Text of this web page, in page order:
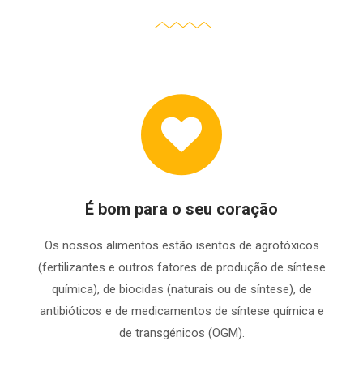
É bom para o seu coração
Os nossos alimentos estão isentos de agrotóxicos
(fertilizantes e outros fatores de produção de síntese
química), de biocidas (naturais ou de síntese), de
antibióticos e de medicamentos de síntese química e
de transgénicos (OGM).